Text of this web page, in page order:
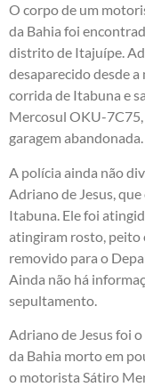
O corpo de um
da Bahia foi
distrito de Itajuípe.
desaparecido desde a
corrida de Itabuna e
Mercosul OKU-
garagem abandonada.
A polícia ainda não
Adriano de Jesus,
Itabuna. Ele foi
atingiram rosto, peito
removido para o
Ainda não há
sepultamento.
Adriano de Jesus foi
da Bahia morto em
o motorista Sátiro